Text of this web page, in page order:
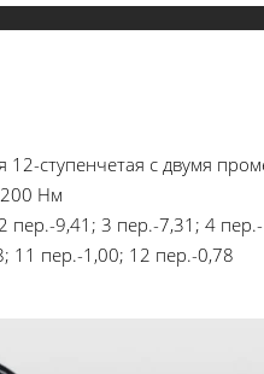
12-ступенчетая с двумя
Нм
пер.-9,41; 3 пер.-7,31; 4
11 пер.-1,00; 12 пер.-0,78